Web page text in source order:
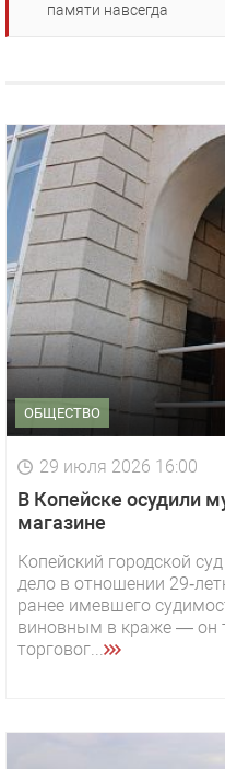
памяти навсегда
ОБЩЕСТВО
29 июля 2026 16:00
В Копейске осудили
магазине
Копейский городской
дело в отношении
ранее имевшего
виновным в краже — он
торговог...